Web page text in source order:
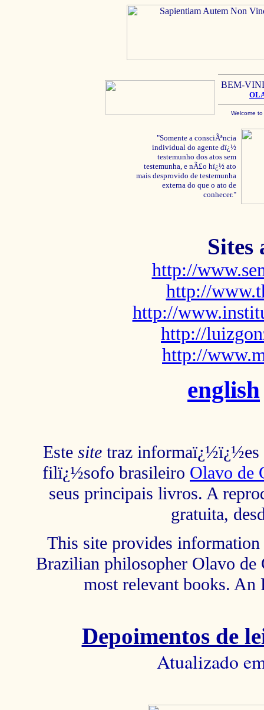
BEM-
Welcome
"Somente a consciÃªncia
individual do agente dï¿½
testemunho dos atos sem
testemunha, e nÃ£o hï¿½ ato
mais desprovido de testemunha
externa do que o ato de
conhecer."
Sites
http://
http://
http://
http://
http://
english
Este site traz informaï¿½ï¿½es
filï¿½sofo brasileiro Olavo de
seus principais livros. A
gratuita,
This site provides
Brazilian philosopher Olavo de
most relevant books.
Depoimentos de
Atualizado